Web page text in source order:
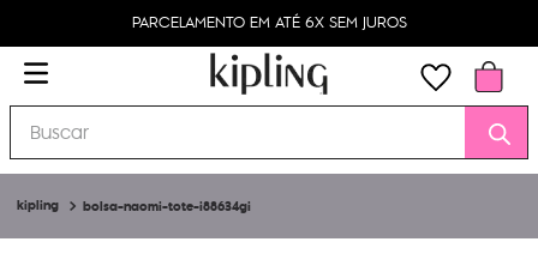
PARCELAMENTO EM ATÉ 6X SEM JUROS
Buscar
bolsa-naomi-tote-i88634gi